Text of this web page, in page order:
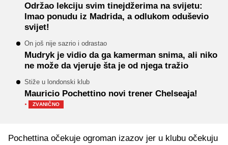
Održao lekciju svim tinejdžerima na svijetu:
Imao ponudu iz Madrida, a odlukom oduševio
svijet!
On još nije sazrio i odrastao
Mudryk je vidio da ga kamerman snima, ali niko
ne može da vjeruje šta je od njega tražio
Stiže u londonski klub
Mauricio Pochettino novi trener Chelseaja!
· ZVANIČNO
Pochettina očekuje ogroman izazov jer u klubu očekuju